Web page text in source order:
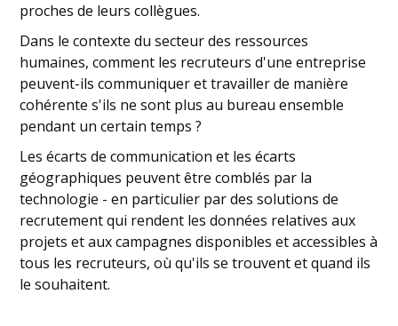
proches de leurs collègues.
Dans le contexte du secteur des ressources
humaines, comment les recruteurs d'une entreprise
peuvent-ils communiquer et travailler de manière
cohérente s'ils ne sont plus au bureau ensemble
pendant un certain temps ?
Les écarts de communication et les écarts
géographiques peuvent être comblés par la
technologie - en particulier par des solutions de
recrutement qui rendent les données relatives aux
projets et aux campagnes disponibles et accessibles à
tous les recruteurs, où qu'ils se trouvent et quand ils
le souhaitent.